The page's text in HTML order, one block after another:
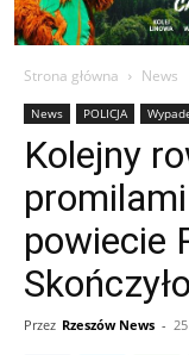
Strona główna News
News POLICJA
Kolejny
powiecie
Przez Rzeszów News -